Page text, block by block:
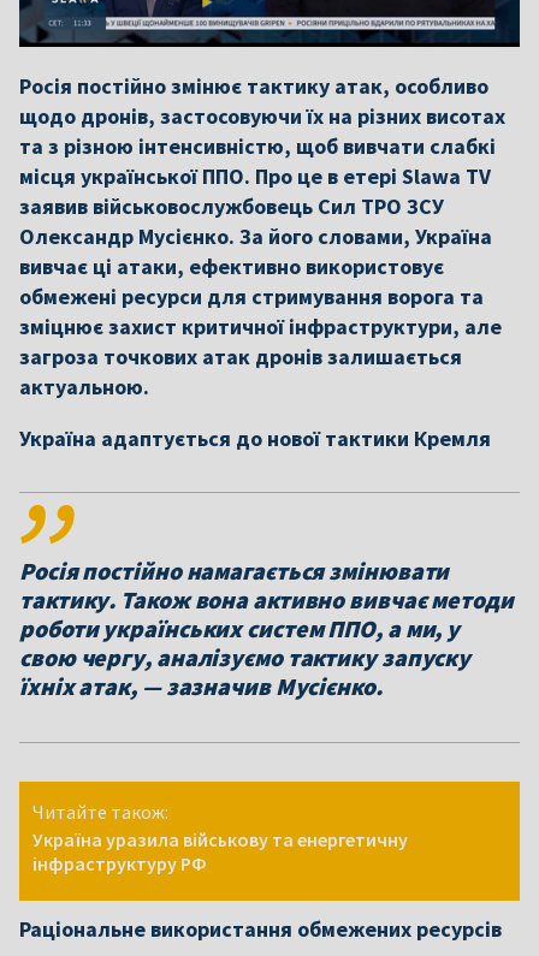
Росія постійно змінює тактику атак, особливо
щодо дронів, застосовуючи їх на різних висотах
та з різною інтенсивністю, щоб вивчати слабкі
місця української ППО. Про це в етері Slawa TV
заявив військовослужбовець Сил ТРО ЗСУ
Олександр Мусієнко. За його словами, Україна
вивчає ці атаки, ефективно використовує
обмежені ресурси для стримування ворога та
зміцнює захист критичної інфраструктури, але
загроза точкових атак дронів залишається
актуальною.
Україна адаптується до нової тактики Кремля
Росія постійно намагається змінювати
тактику. Також вона активно вивчає методи
роботи українських систем ППО, а ми, у
свою чергу, аналізуємо тактику запуску
їхніх атак, — зазначив Мусієнко.
Читайте також:
Україна уразила військову та енергетичну
інфраструктуру РФ
Раціональне використання обмежених ресурсів